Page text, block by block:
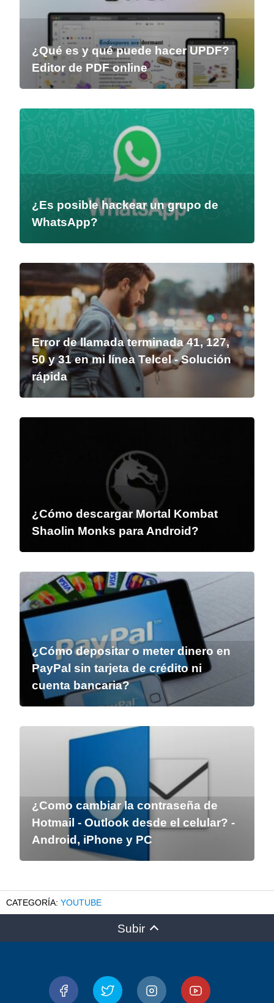
¿Qué es y qué puede hacer UPDF?
Editor de PDF online
¿Es posible hackear un grupo de
WhatsApp?
Error de llamada terminada 41, 127,
50 y 31 en mi línea Telcel - Solución
rápida
¿Cómo descargar Mortal Kombat
Shaolin Monks para Android?
¿Cómo depositar o meter dinero en
PayPal sin tarjeta de crédito ni
cuenta bancaria?
¿Como cambiar la contraseña de
Hotmail - Outlook desde el celular? -
Android, iPhone y PC
YOUTUBE
Subir